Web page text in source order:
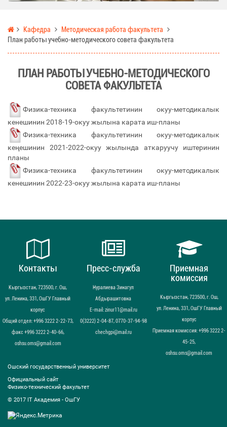
Кафедра
Методическая работа факультета
План работы учебно-методического совета факультета
ПЛАН РАБОТЫ УЧЕБНО-МЕТОДИЧЕСКОГО
СОВЕТА ФАКУЛЬТЕТА
Физика-техника факультетинин окуу-методикалык
кенешинин 2018-19-окуу жылына карата иш-планы
Физика-техника факультетинин окуу-методикалык
кеңешинин 2021-2022-окуу жылында аткаруучу иштеринин
планы
Физика-техника факультетинин окуу-методикалык
кенешинин 2022-23-окуу жылына карата иш-планы
Контакты
Кыргызстан, 723500, г. Ош,
ул. Ленина, 331, ОшГУ Главный
корпус
Общий отдел: +996 3222 2-22-73,
факс +996 3222 2-40-66,
oshsu.oms@gmail.com
Пресс-служба
Нуралиева Зинагул
Абдырашитовна
Е-mail: zinur11@mail.ru
0(3222) 2-04-87, 0770-37-94-98
chechgpi@mail.ru
Приемная
комиссия
Кыргызстан, 723500, г. Ош,
ул. Ленина, 331, ОшГУ Главный
корпус
Приемная комиссия: +996 3222 2-
45-25,
oshsu.oms@gmail.com
Ошский государственный университет
Официальный сайт
Физико-технический факультет
© 2017 IT Академия - OшГУ